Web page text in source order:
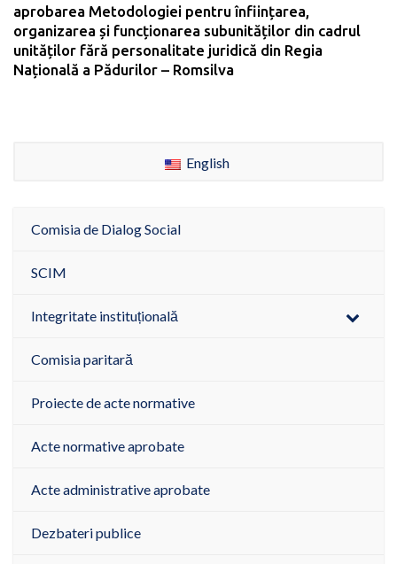
aprobarea Metodologiei pentru înființarea,
organizarea și funcționarea subunităților din cadrul
unităților fără personalitate juridică din Regia
Națională a Pădurilor – Romsilva
English
Comisia de Dialog Social
SCIM
Integritate instituțională
Comisia paritară
Proiecte de acte normative
Acte normative aprobate
Acte administrative aprobate
Dezbateri publice